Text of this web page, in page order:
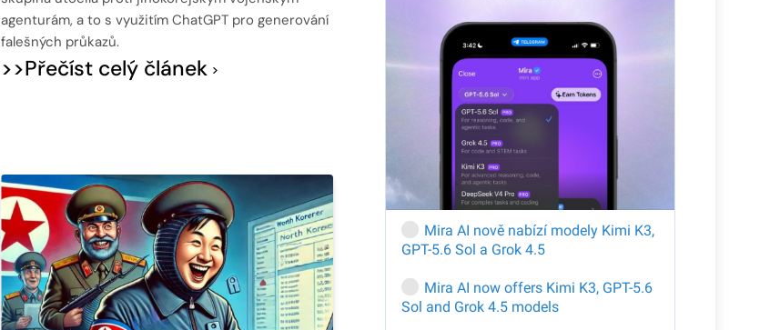
agenturám, a to s využitím ChatGPT pro generování
falešných průkazů.
>>Přečíst celý článek